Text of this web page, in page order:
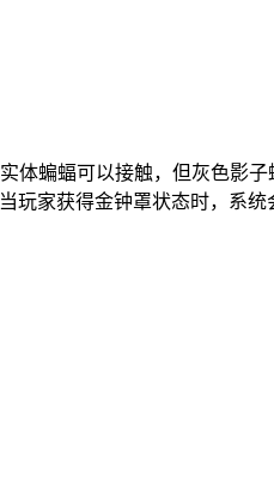
体蝙蝠可以接触，但灰色影
玩家获得金钟罩状态时，系